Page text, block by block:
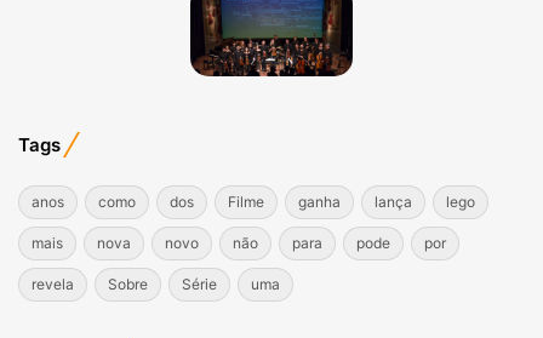
Tags
anos como dos Filme ganha lança lego
mais nova novo não para pode por
revela Sobre Série uma